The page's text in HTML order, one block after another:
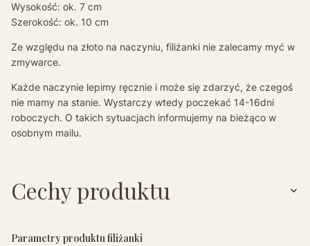
Wysokość: ok. 7 cm
Szerokość: ok. 10 cm
Ze względu na złoto na naczyniu, filiżanki nie zalecamy myć w
zmywarce.
Każde naczynie lepimy ręcznie i może się zdarzyć, że czegoś
nie mamy na stanie. Wystarczy wtedy poczekać 14-16dni
roboczych. O takich sytuacjach informujemy na bieżąco w
osobnym mailu.
Cechy produktu
Parametry produktu filiżanki